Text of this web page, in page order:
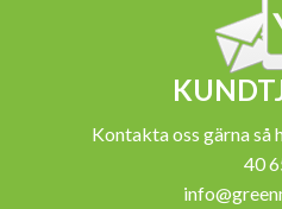
Kontakta oss gärna så
40